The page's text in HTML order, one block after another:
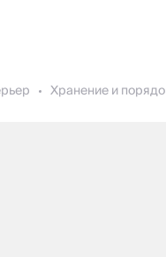
Хранение и